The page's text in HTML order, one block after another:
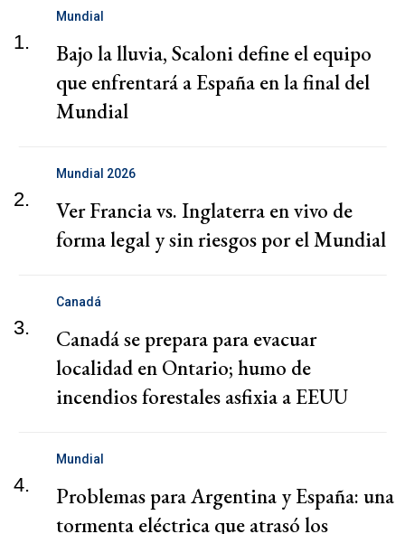
1.
Mundial
Bajo la lluvia, Scaloni define el equipo
que enfrentará a España en la final del
Mundial
2.
Mundial 2026
Ver Francia vs. Inglaterra en vivo de
forma legal y sin riesgos por el Mundial
3.
Canadá
Canadá se prepara para evacuar
localidad en Ontario; humo de
incendios forestales asfixia a EEUU
4.
Mundial
Problemas para Argentina y España: una
tormenta eléctrica que atrasó los